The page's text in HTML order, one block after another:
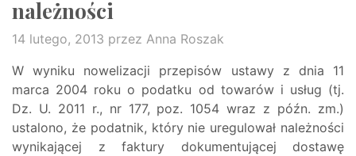
należności
14 lutego, 2013 przez Anna Roszak
W wyniku nowelizacji przepisów ustawy z dnia 11
marca 2004 roku o podatku od towarów i usług (tj.
Dz. U. 2011 r., nr 177, poz. 1054 wraz z późn. zm.)
ustalono, że podatnik, który nie uregulował należności
wynikającej z faktury dokumentującej dostawę